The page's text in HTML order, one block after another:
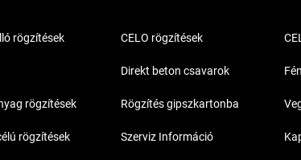
rögzítések
rögzítések
rögzítések
CELO rögzítések
Direkt beton csavarok
Rögzítés gipszkartonba
Szerviz Információ